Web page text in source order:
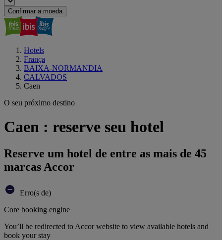
Confirmar a moeda
Hotels
França
BAIXA-NORMANDIA
CALVADOS
Caen
O seu próximo destino
Caen : reserve seu hotel
Reserve um hotel de entre as mais de 45
marcas Accor
Erro(s de)
Core booking engine
You’ll be redirected to Accor website to view available hotels and
book your stay